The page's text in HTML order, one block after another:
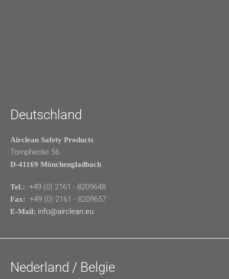
Deutschland
Airclean Safety Products
Tomphecke 56
D-41169 Mönchengladbach
Tel.: +49 (0) 2161 - 8209648
Fax: +49 (0) 2161 - 8209657
E-Mail: info@airclean.eu
Nederland / Belgie